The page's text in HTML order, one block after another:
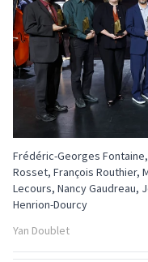
Frédéric-Georges
Rosset, François Routhier,
Lecours, Nancy Gaudreau,
Henrion-Dourcy
Yan Doublet